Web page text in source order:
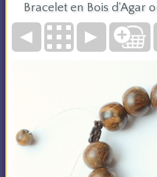
Bracelet en Bois d'Agar
◄ ►